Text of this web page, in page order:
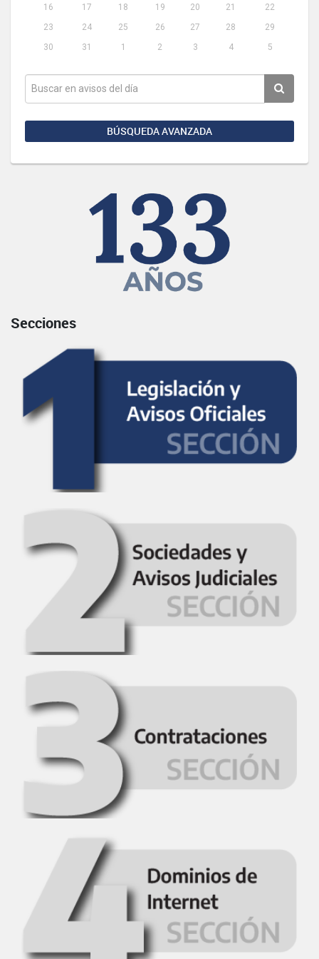
16
17 18 19 20 21
22
23
24 25 26 27 28
29
30
31 1 2 3 4 5
BÚSQUEDA AVANZADA
Secciones